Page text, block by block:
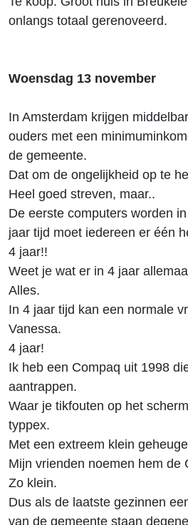
onlangs totaal gerenoveerd.
Woensdag 13 november
In Amsterdam krijgen
ouders met een
de gemeente.
Dat om de ongelijkheid op te
Heel goed streven, maar..
De eerste computers worden
jaar tijd moet iedereen er één
4 jaar!!
Weet je wat er in 4 jaar
Alles.
In 4 jaar tijd kan een normale
Vanessa.
4 jaar!
Ik heb een Compaq uit 1998
aantrappen.
Waar je tikfouten op het
typpex.
Met een extreem klein
Mijn vrienden noemen hem de
Zo klein.
Dus als de laatste gezinnen
van de gemeente staan